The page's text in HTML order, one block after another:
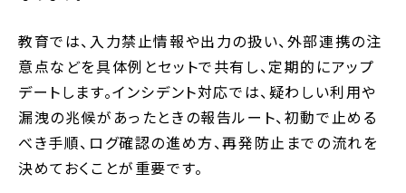
教育では、入力禁止情報や出力の扱い、外部連携の注
意点などを具体例とセットで共有し、定期的にアップ
デートします。インシデント対応では、疑わしい利用や
漏洩の兆候があったときの報告ルート、初動で止める
べき手順、ログ確認の進め方、再発防止までの流れを
決めておくことが重要です。